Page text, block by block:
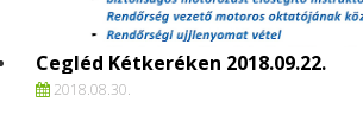
Cegléd Kétkeréken 2018.09.22.
2018.08.30.